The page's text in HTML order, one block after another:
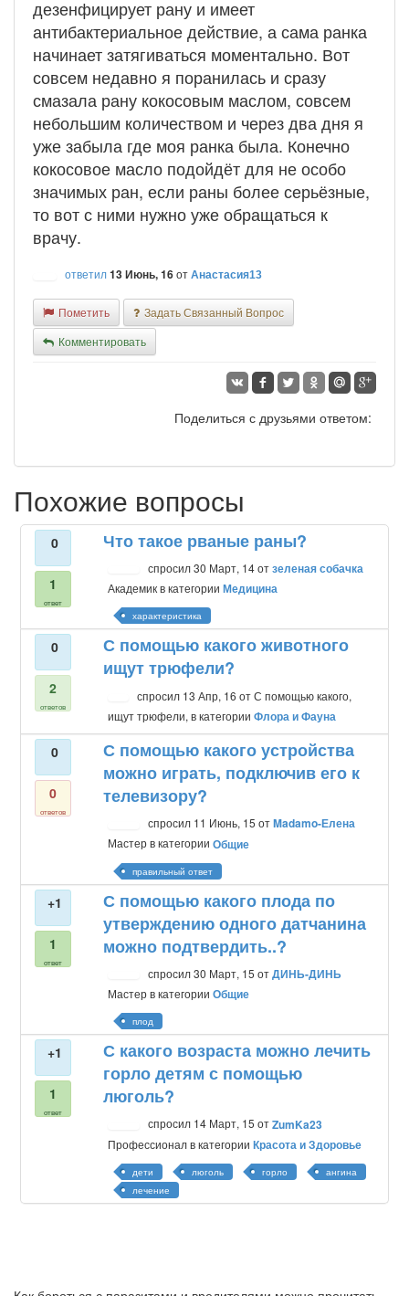
дезенфицирует рану и имеет
антибактериальное действие, а сама ранка
начинает затягиваться моментально. Вот
совсем недавно я поранилась и сразу
смазала рану кокосовым маслом, совсем
небольшим количеством и через два дня я
уже забыла где моя ранка была. Конечно
кокосовое масло подойдёт для не особо
значимых ран, если раны более серьёзные,
то вот с ними нужно уже обращаться к
врачу.
ответил13 Июнь, 16от Анастасия13
Пометить
Задать Связанный Вопрос
Комментировать
Поделиться с друзьями ответом:
Похожие вопросы
0
1
ответ
Что такое рваные раны?
спросил 30 Март, 14 отзеленая собачка
Академик в категорииМедицина
характеристика
0
2
ответов
С помощью какого животного
ищут трюфели?
спросил 13 Апр, 16 отС помощью какого,
ищут трюфели, в категорииФлора и Фауна
0
0
ответов
С помощью какого устройства
можно играть, подключив его к
телевизору?
спросил 11 Июнь, 15 отMadamo-Елена
Мастер в категорииОбщие
правильный ответ
+1
1
ответ
С помощью какого плода по
утверждению одного датчанина
можно подтвердить..?
спросил 30 Март, 15 отДИНЬ-ДИНЬ
Мастер в категорииОбщие
плод
+1
1
ответ
С какого возраста можно лечить
горло детям с помощью
люголь?
спросил 14 Март, 15 отZumKa23
Профессионал в категорииКрасота и Здоровье
дети люголь горло
ангина
лечение